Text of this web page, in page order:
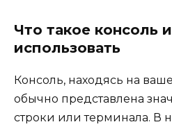
Что такое консоль
использовать
Консоль, находясь на
обычно представлена
строки или терминала. В